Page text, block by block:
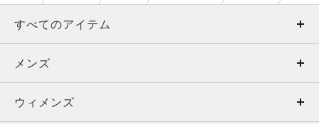
すべてのアイテム
メンズ
ウィメンズ
メンズ
トップス
ウィメンズ